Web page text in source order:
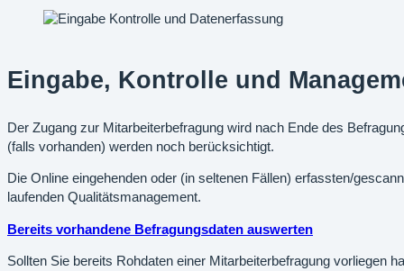
Eingabe, Kontrolle und
Der Zugang zur Mitarbeiterbefragung wird nach Ende des
(falls vorhanden) werden noch berücksichtigt.
Die Online eingehenden oder (in seltenen Fällen) erfassten/
laufenden Qualitätsmanagement.
Bereits vorhandene Befragungsdaten auswerten
Sollten Sie bereits Rohdaten einer Mitarbeiterbefragung vorliegen